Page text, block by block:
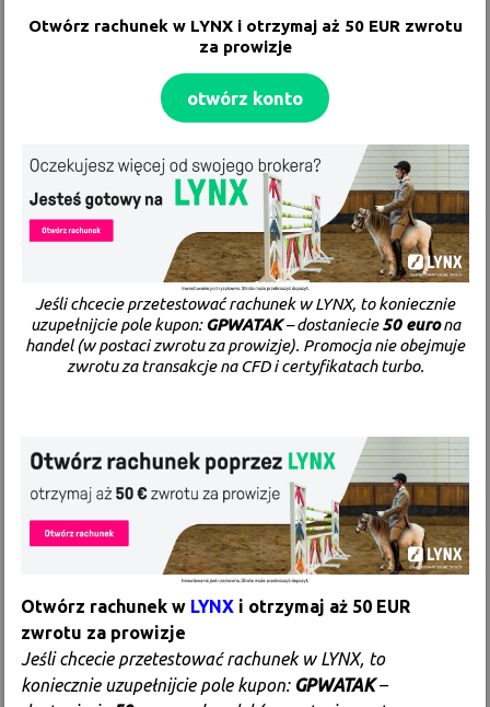
Otwórz rachunek w LYNXi otrzymaj aż 50 EUR zwrotu
za prowizje
otwórz konto
Jeśli chcecie przetestować rachunek w LYNX, to koniecznie
uzupełnijcie pole kupon:GPWATAK– dostaniecie50 eurona
handel (w postaci zwrotu za prowizje). Promocja nie obejmuje
zwrotu za transakcje na CFD i certyfikatach turbo.
Otwórz rachunek w LYNX i otrzymaj aż 50 EUR
zwrotu za prowizje
Jeśli chcecie przetestować rachunek w LYNX, to
koniecznie uzupełnijcie pole kupon: GPWATAK–